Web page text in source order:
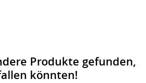
Produkte gefunden,
könnten!